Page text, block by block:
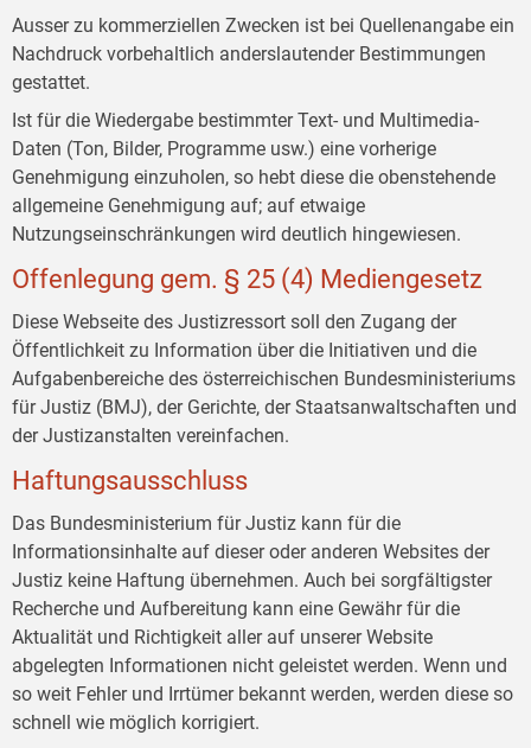
Ausser zu kommerziellen Zwecken ist bei Quellenangabe ein
Nachdruck vorbehaltlich anderslautender Bestimmungen
gestattet.
Ist für die Wiedergabe bestimmter Text- und Multimedia-
Daten (Ton, Bilder, Programme usw.) eine vorherige
Genehmigung einzuholen, so hebt diese die obenstehende
allgemeine Genehmigung auf; auf etwaige
Nutzungseinschränkungen wird deutlich hingewiesen.
Offenlegung gem. § 25 (4) Mediengesetz
Diese Webseite des Justizressort soll den Zugang der
Öffentlichkeit zu Information über die Initiativen und die
Aufgabenbereiche des österreichischen Bundesministeriums
für Justiz (BMJ), der Gerichte, der Staatsanwaltschaften und
der Justizanstalten vereinfachen.
Haftungsausschluss
Das Bundesministerium für Justiz kann für die
Informationsinhalte auf dieser oder anderen Websites der
Justiz keine Haftung übernehmen. Auch bei sorgfältigster
Recherche und Aufbereitung kann eine Gewähr für die
Aktualität und Richtigkeit aller auf unserer Website
abgelegten Informationen nicht geleistet werden. Wenn und
so weit Fehler und Irrtümer bekannt werden, werden diese so
schnell wie möglich korrigiert.